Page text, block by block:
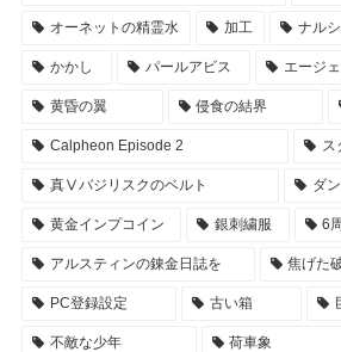
オーネットの精霊水 加工 ナル
かかし パールアビス エージ
黄昏の翼 侵食の結界
Calpheon Episode 2 ス
真Ⅴバジリスクのベルト ダ
黄金インプコイン 銀刺繍服 6
アルスティンの錬金日誌を 焦げた
PC登録設定 古い箱
不敵な少年 荷車象